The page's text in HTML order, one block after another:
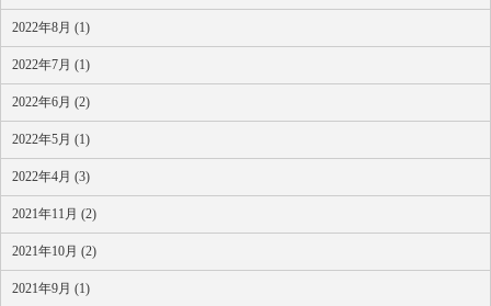
2022年8月 (1)
2022年7月 (1)
2022年6月 (2)
2022年5月 (1)
2022年4月 (3)
2021年11月 (2)
2021年10月 (2)
2021年9月 (1)